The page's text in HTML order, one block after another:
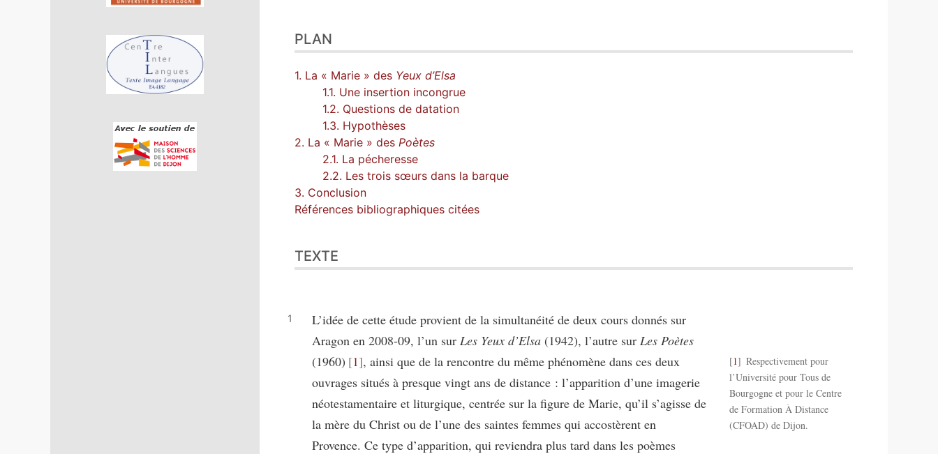
PLAN
1. La « Marie » des Yeux d’Elsa
1.1. Une insertion incongrue
1.2. Questions de datation
1.3. Hypothèses
2. La « Marie » des Poètes
2.1. La pécheresse
2.2. Les trois sœurs dans la barque
3. Conclusion
Références bibliographiques citées
TEXTE
L’idée de cette étude provient de la simultanéité de deux cours donnés sur
Aragon en 2008-09, l’un sur Les Yeux d’Elsa (1942), l’autre sur Les Poètes
(1960) 1 , ainsi que de la rencontre du même phénomène dans ces deux
ouvrages situés à presque vingt ans de distance : l’apparition d’une imagerie
néotestamentaire et liturgique, centrée sur la figure de Marie, qu’il s’agisse de
la mère du Christ ou de l’une des saintes femmes qui accostèrent en
Provence. Ce type d’apparition, qui reviendra plus tard dans les poèmes
1
Respectivement pour
l’Université pour Tous de
Bourgogne et pour le Centre
de Formation À Distance
(CFOAD) de Dijon.